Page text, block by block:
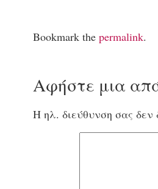
Bookmark the permalink.
Αφήστε μια
Η ηλ. διεύθυνση σας δεν